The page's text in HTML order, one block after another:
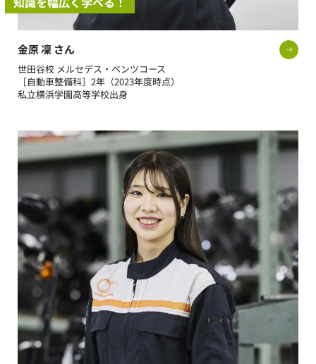
金原 凜 さん
世田谷校 メルセデス・ベンツコース
［自動車整備科］2年（2023年度時点）
私立横浜学園高等学校出身